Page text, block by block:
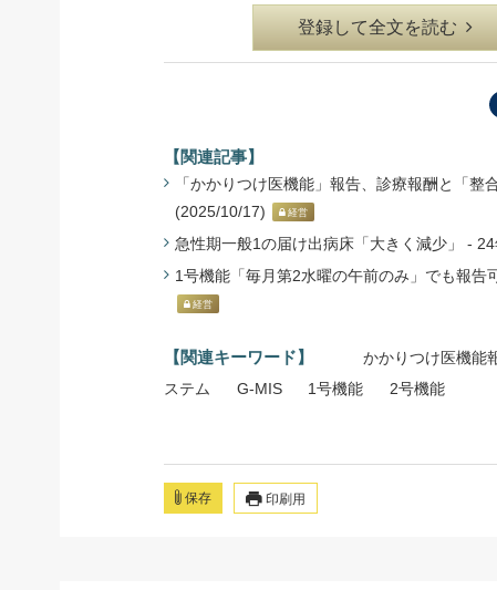
登録して全文を読む
【関連記事】
「かかりつけ医機能」報告、診療報酬と「
(2025/10/17)
経営
急性期一般1の届け出病床「大きく減少」 -
1号機能「毎月第2水曜の午前のみ」でも報
経営
【関連キーワード】 かかりつけ医機能
ステム
G-MIS 1号機能 2号機能
保存 印刷用